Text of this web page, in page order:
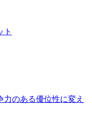
ト
力のある優位性に変え